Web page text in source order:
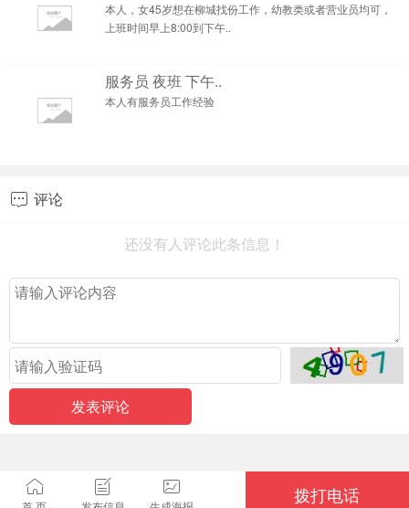
本人，女45岁想在柳城找份工作，幼教类或者营业员均可，
上班时间早上8:00到下午..
服务员 夜班 下午..
本人有服务员工作经验
 评论
还没有人评论此条信息！
拨打电话